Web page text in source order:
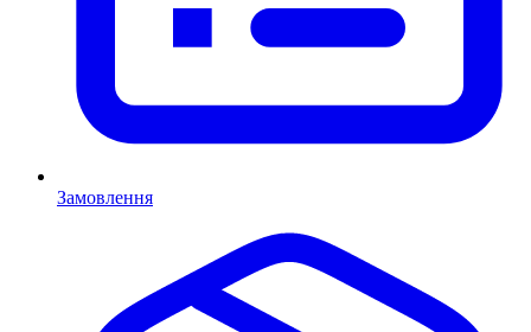
Замовлення